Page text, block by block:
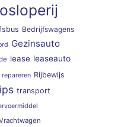
Bedrijfswagens
Gezinsauto
lease leaseauto
repareren Rijbewijs
transport